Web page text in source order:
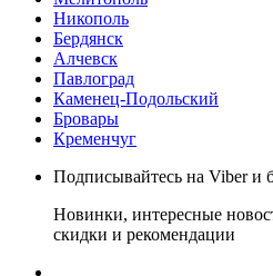
Никополь
Бердянск
Алчевск
Павлоград
Каменец-Подольский
Бровары
Кременчуг
Подписывайтесь на Viber и
Новинки, интересные
скидки и рекомендации